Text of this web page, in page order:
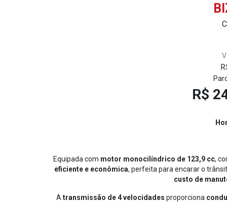
R$
Equipada com motor monocilíndrico de 123,9 cc,
eficiente e econômica, perfeita para encarar o
custo de
A transmissão de 4 velocidades proporciona